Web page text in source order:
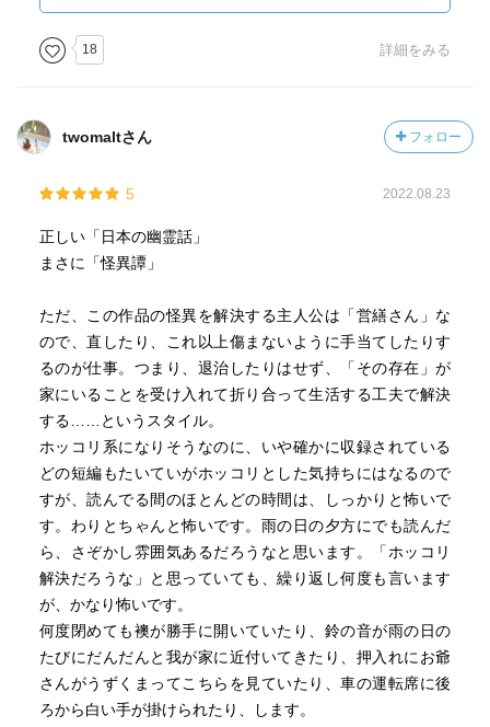
れる。
人が住めばどうしたって疵が付く、古い家に折り重なる疵
古い家は人間の一生の何倍もの長きにわたって存在してい
るのであって、私たちの方が一時の空間を借りているだけ
いた「何か」をやみくもに排除しようとすることがそもそ
も間違いだということなのか。
小路に現れ、訪れた家の者が必ず死ぬ（「雨の鈴」）、と
なると、共存などとはいっていられない。この場合の尾端
の対処は「回避」である。妖が入ってくるので袋小路の正
面には入り口を設けない、という暗黙のルールは、いつの
た。古い家にまつわる言い伝えはおろそかにしてはいけな
得体のしれない恐怖と、それに対する現実的な対処法の妙
なギャップがくせになる小説である。
18 詳細をみる
twomaltさん フォロー
5 2022.08.23
正しい「日本の幽霊話」
まさに「怪異譚」
ただ、この作品の怪異を解決する主人公は「営繕さん」な
ので、直したり、これ以上傷まないように手当てしたりす
るのが仕事。つまり、退治したりはせず、「その存在」が
家にいることを受け入れて折り合って生活する工夫で解決
する……というスタイル。
ホッコリ系になりそうなのに、いや確かに収録されている
どの短編もたいていがホッコリとした気持ちにはなるので
すが、読んでる間のほとんどの時間は、しっかりと怖いで
す。わりとちゃんと怖いです。雨の日の夕方にでも読んだ
ら、さぞかし雰囲気あるだろうなと思います。「ホッコリ
解決だろうな」と思っていても、繰り返し何度も言います
が、かなり怖いです。
何度閉めても襖が勝手に開いていたり、鈴の音が雨の日の
たびにだんだんと我が家に近付いてきたり、押入れにお爺
さんがうずくまってこちらを見ていたり、車の運転席に後
ろから白い手が掛けられたり、します。